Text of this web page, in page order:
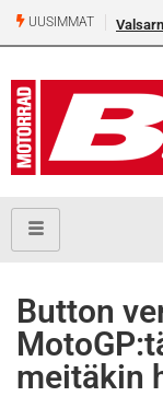
UUSIMMAT
Button
meitäkin